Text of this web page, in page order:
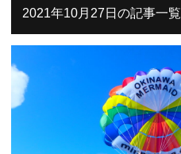
2021年10月27日の記事一覧